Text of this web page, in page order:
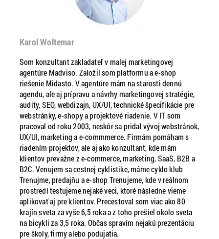
Karol Woltemar
Som konzultant zakladateľ v malej marketingovej
agentúre Madviso. Založil som platformu a e-shop
riešenie Midasto. V agentúre mám na starosti dennú
agendu, ale aj prípravu a návrhy marketingovej stratégie,
audity, SEO, webdizajn, UX/UI, technické špecifikácie pre
webstránky, e-shopy a projektové riadenie. V IT som
pracoval od roku 2003, neskôr sa pridal vývoj webstránok,
UX/UI, marketing a e-commmerce. Firmám pomáham s
riadením projektov, ale aj ako konzultant, kde mám
klientov prevažne z e-commerce, marketing, SaaS, B2B a
B2C. Venujem sa cestnej cyklistike, máme cyklo klub
Trenujme, predajňu a e-shop Trenujeme, kde v reálnom
prostredí testujeme nejaké veci, ktoré následne vieme
aplikovať aj pre klientov. Precestoval som viac ako 80
krajín sveta za vyše 6,5 roka a z toho prešiel okolo sveta
na bicykli za 3,5 roka. Občas spravím nejakú prezentáciu
pre školy, firmy alebo podujatia.